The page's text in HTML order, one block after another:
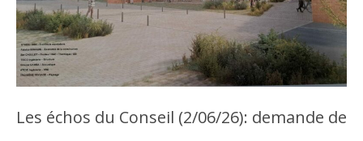
Les échos du Conseil (2/06/26): demande de